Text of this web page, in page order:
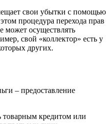
свои убытки с помощью
процедура перехода прав
может осуществлять
свой «коллектор» есть у
других.
– предоставление
товарным кредитом или